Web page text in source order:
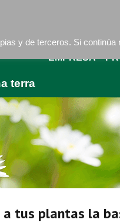
terra
EMPRESA
a tus plantas la
y de terceros. Si